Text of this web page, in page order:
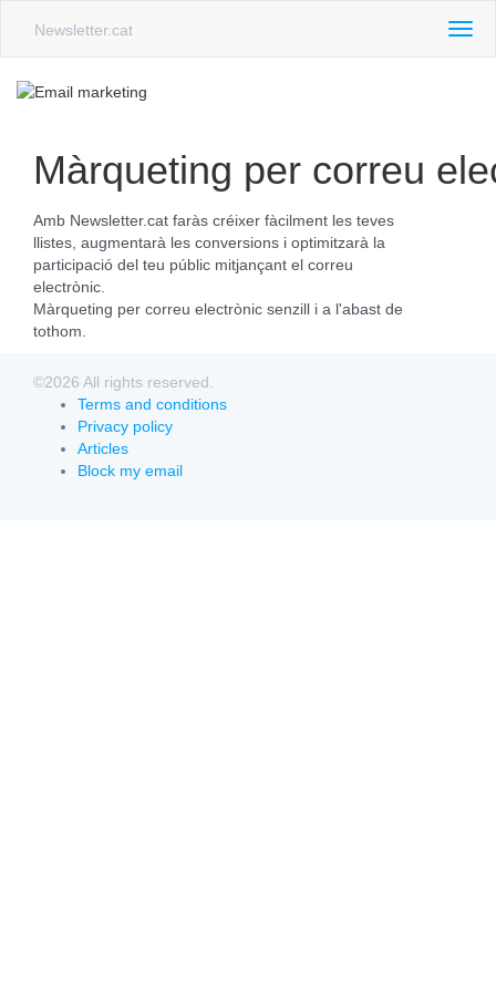
Newsletter.cat
Màrqueting per correu
Amb Newsletter.cat faràs créixer fàcilment les teves
llistes, augmentarà les conversions i optimitzarà la
participació del teu públic mitjançant el correu
electrònic.
Màrqueting per correu electrònic senzill i a l'abast de
tothom.
©2026 All rights reserved.
Terms and conditions
Privacy policy
Articles
Block my email